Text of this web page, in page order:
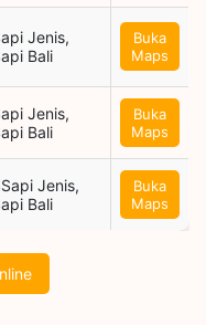
Jenis,
Bali
Buka
Maps
Jenis,
Bali
Buka
Maps
Jenis,
Bali
Buka
Maps